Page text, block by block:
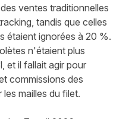
ventes traditionnelles
tandis que celles
étaient ignorées à 20 %.
n'étaient plus
et il fallait agir pour
commissions des
mailles du filet.